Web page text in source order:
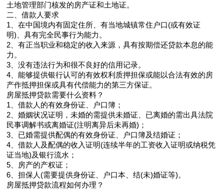
土地管理部门核发的房产证和土地证。
二、借款人要求
1、在中国境内有固定住所、有当地城镇常住户口(或有效证
明)、具有完全民事行为能力。
2、有正当职业和稳定的收入来源，具有按期偿还贷款本息的能
力。
3、没有违法行为和很不良好的信用记录。
4、能够提供银行认可的有效权利质押担保或能以合法有效的房
产作抵押担保或具有代偿能力的第三方保证。
房屋抵押贷款需要什么资料？
1、借款人的有效身份证、户口簿；
2、婚姻状况证明，未婚的需提供未婚证、已离婚的需出具法院
民事调解书或离婚证(注明离异后未再婚)；
3、已婚需提供配偶的有效身份证、户口簿及结婚证；
4、借款人及配偶的收入证明(连续半年的工资收入证明或纳税凭
证当地)及银行流水；
5、房产的产权证；
6、担保人(需要提供身份证、户口本、结(未)婚证等)。
房屋抵押贷款流程如何办理？